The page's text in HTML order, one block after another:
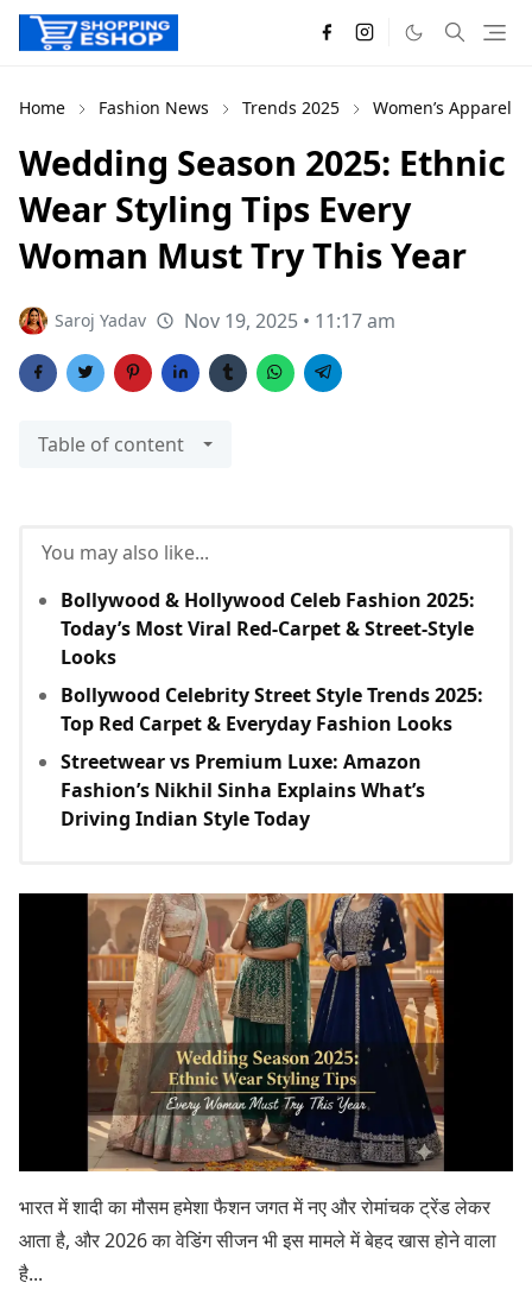
Home Fashion News Trends 2025 Women’s Apparel
Wedding Season 2025: Ethnic
Wear Styling Tips Every
Woman Must Try This Year
Saroj Yadav Nov 19, 2025 • 11:17 am
Table of content
You may also like...
Bollywood & Hollywood Celeb Fashion 2025:
Today’s Most Viral Red-Carpet & Street-Style
Looks
Bollywood Celebrity Street Style Trends 2025:
Top Red Carpet & Everyday Fashion Looks
Streetwear vs Premium Luxe: Amazon
Fashion’s Nikhil Sinha Explains What’s
Driving Indian Style Today
भारत में शादी का मौसम हमेशा फैशन जगत में नए और रोमांचक ट्रेंड लेकर
आता है, और 2026 का वेडिंग सीजन भी इस मामले में बेहद खास होने वाला
है...